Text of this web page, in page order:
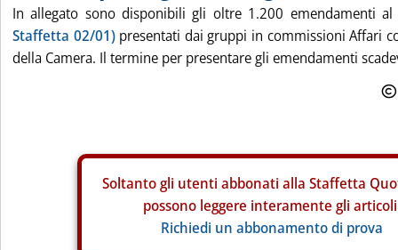
In allegato sono disponibili gli oltre 1.200 emendamenti
Staffetta 02/01)presentati dai gruppi in commissioni Affari
della Camera. Il termine per presentare gli emendamenti
Soltanto gli utenti abbonati alla Staffetta
possono leggere interamente gli
Richiedi un abbonamento di prova